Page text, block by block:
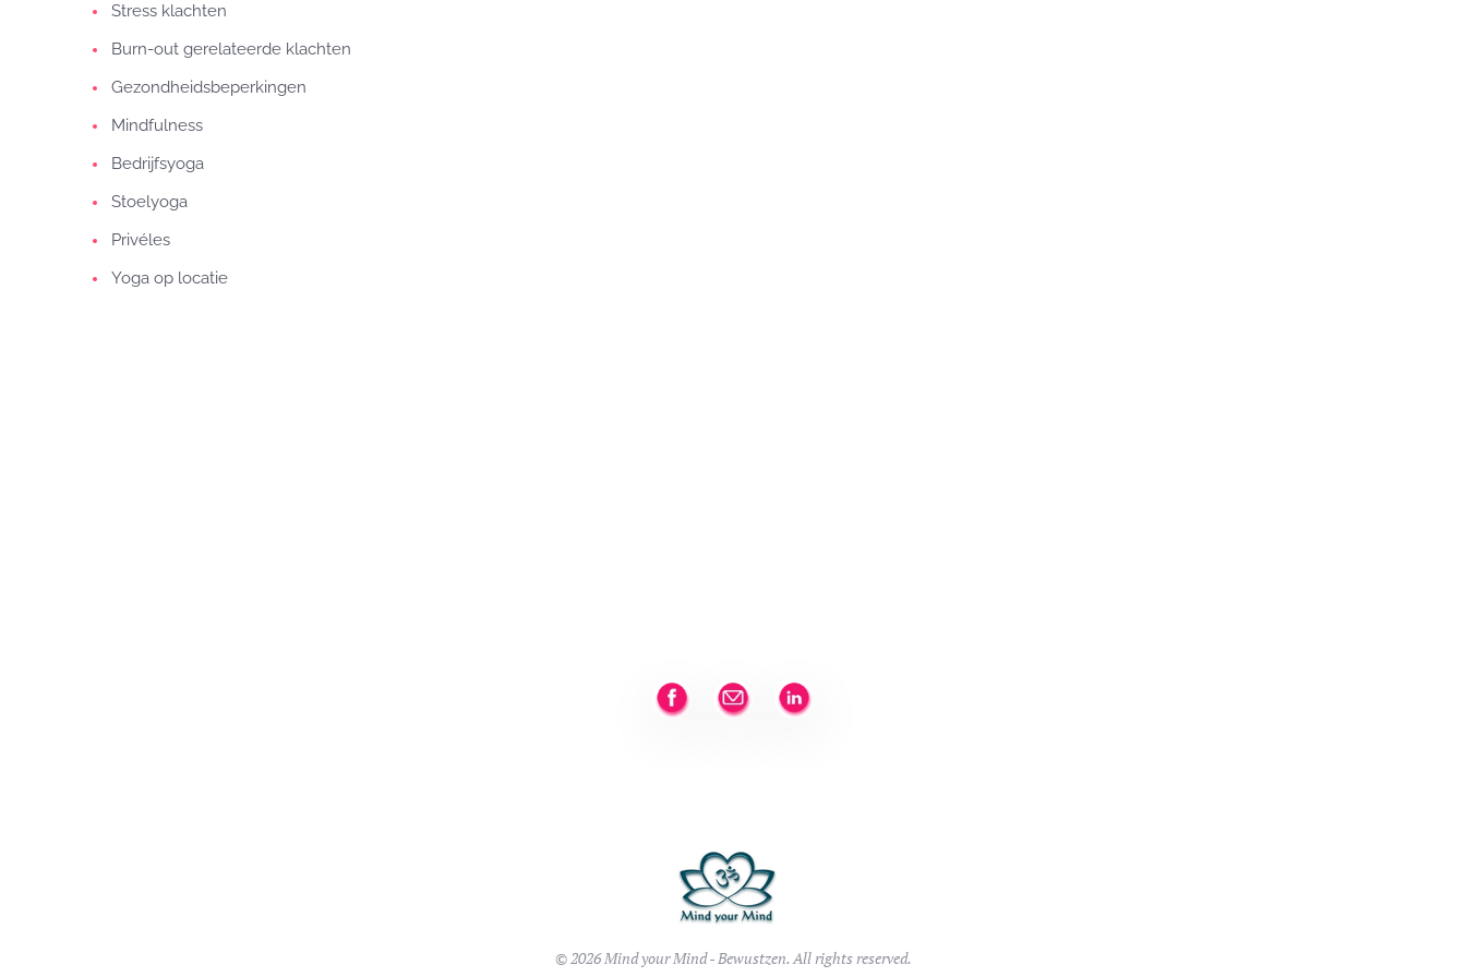
Stress klachten
Burn-out gerelateerde klachten
Gezondheidsbeperkingen
Mindfulness
Bedrijfsyoga
Stoelyoga
Privéles
Yoga op locatie
© 2026 Mind your Mind - Bewustzen. All rights reserved.